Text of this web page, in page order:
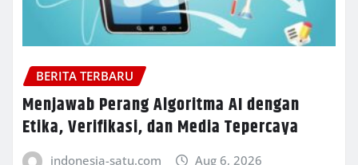
BERITA TERBARU
Menjawab Perang Algoritma AI dengan
Etika, Verifikasi, dan Media Tepercaya
indonesia-satu.com Aug 6, 2026